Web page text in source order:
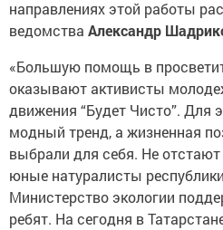
направлениях этой работы
ведомства Александр
«Большую помощь в
оказывают активисты
движения “Будет Чисто”. Для
модный тренд, а жизненная
выбрали для себя. Не
юные натуралисты
Министерство экологии
ребят. На сегодня в